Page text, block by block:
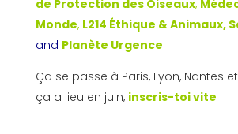
de Protection des Oiseaux,
Monde, L214 Éthique & Animaux,
and Planète Urgence.
Ça se passe à Paris, Lyon, Nantes
ça a lieu en juin, inscris-toi vite !